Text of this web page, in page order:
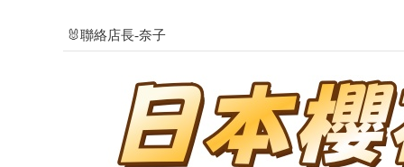
🐰聯絡店長-奈子